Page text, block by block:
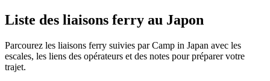
Liste des liaisons ferry au Japon
Parcourez les liaisons ferry suivies par Camp in Japan avec les
escales, les liens des opérateurs et des notes pour préparer votre
trajet.